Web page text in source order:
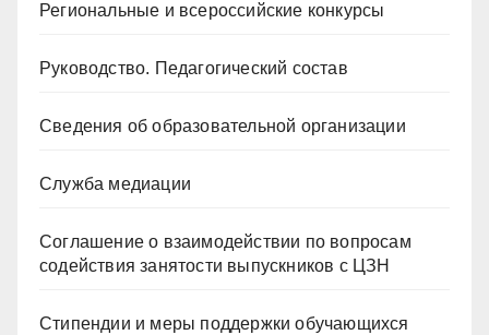
Региональные и всероссийские конкурсы
Руководство. Педагогический состав
Сведения об образовательной организации
Служба медиации
Соглашение о взаимодействии по вопросам
содействия занятости выпускников с ЦЗН
Стипендии и меры поддержки обучающихся